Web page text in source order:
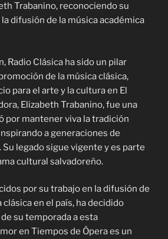
Trabanino, reconociendo su
difusión de la música académica
Radio Clásica ha sido un pilar
de la música clásica,
para el arte y la cultura en El
Elizabeth Trabanino, fue una
por mantener viva la tradición
a generaciones de
legado sigue vigente y es parte
cultural salvadoreño.
por su trabajo en la difusión de
clásica en el país, ha decidido
su temporada a esta
en Tiempos de Ópera es un